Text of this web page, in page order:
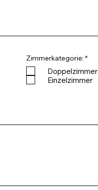
Zimmerkategorie: *R
q
u
i
Doppelzimmer
Einzelzimmer